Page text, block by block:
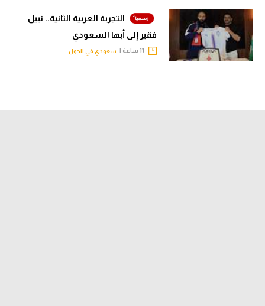
التجربة العربية الثانية.. نبيل
فقير إلى أبها السعودي
سعودي في الجول